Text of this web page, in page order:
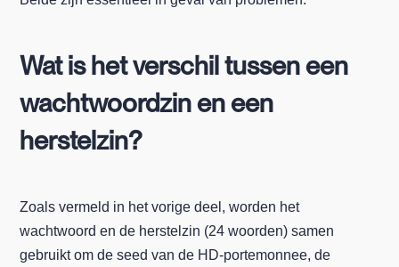
Wat is het verschil tussen een
wachtwoordzin en een
herstelzin?
Zoals vermeld in het vorige deel, worden het
wachtwoord en de herstelzin (24 woorden) samen
gebruikt om de seed van de HD-portemonnee, de